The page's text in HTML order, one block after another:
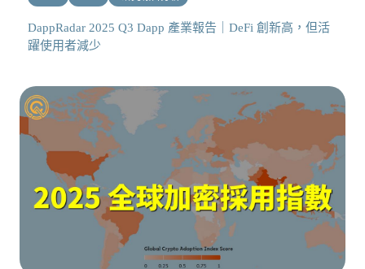
DappRadar 2025 Q3 Dapp 產業報告｜DeFi 創新高，但活
躍使用者減少